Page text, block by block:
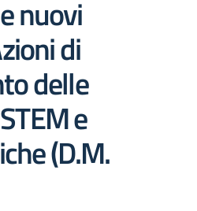
nuovi
di
delle
e
(D.M.